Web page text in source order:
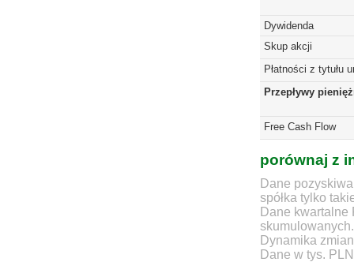
Dywidenda
Skup akcji
Płatności z tytułu
Przepływy
Free Cash Flow
porównaj z
Dane
spółka tylko
Dane
skumulowanych.
Dynamika
Dane w tys. PLN